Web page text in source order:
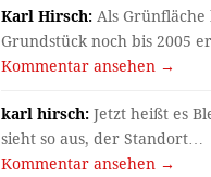
Karl Hirsch: Als Grünfläche
Grundstück noch bis 2005
Kommentar ansehen →
karl hirsch: Jetzt heißt es
sieht so aus, der Standort…
Kommentar ansehen →